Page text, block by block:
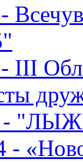
- III
-
-